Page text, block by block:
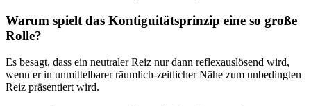
Warum spielt das Kontiguitätsprinzip eine so große
Rolle?
Es besagt, dass ein neutraler Reiz nur dann reflexauslösend wird,
wenn er in unmittelbarer räumlich-zeitlicher Nähe zum unbedingten
Reiz präsentiert wird.